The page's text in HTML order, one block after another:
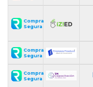
Compra
Segura
Compra
Segura
Compra
Segura